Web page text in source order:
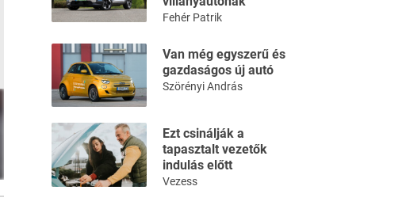
Fehér Patrik
Van még egyszerű és
gazdaságos új autó
Szörényi András
Ezt csinálják a
tapasztalt vezetők
indulás előtt
Vezess